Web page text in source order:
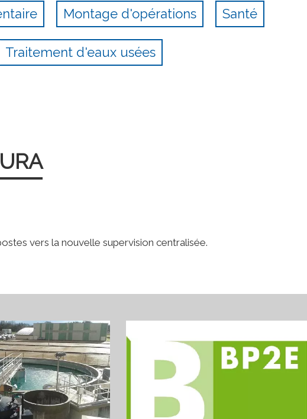
Montage d'opérations Santé
Traitement d'eaux usées
vers la nouvelle supervision centralisée.